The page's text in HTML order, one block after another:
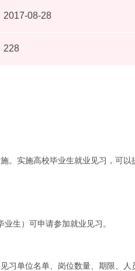
2017-08-28
228
。实施高校毕业生就业见习，可以
生）可申请参加就业见习。
习单位名单、岗位数量、期限、人